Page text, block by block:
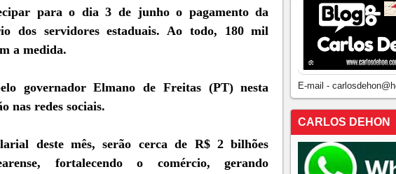
para o dia 3 de junho o pagamento da
dos servidores estaduais. Ao todo, 180 mil
a medida.
governador Elmano de Freitas (PT) nesta
nas redes sociais.
deste mês, serão cerca de R$ 2 bilhões
fortalecendo o comércio, gerando
E-mail -
CARLOS DEHON